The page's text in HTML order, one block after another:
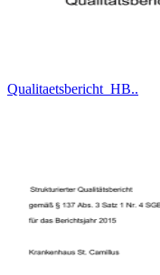
Qualitaetsbericht_HB..